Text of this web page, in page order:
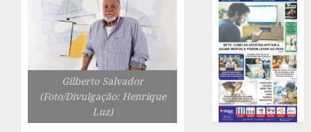
Gilberto Salvador
(Foto/Divulgação: Henrique
Luz)